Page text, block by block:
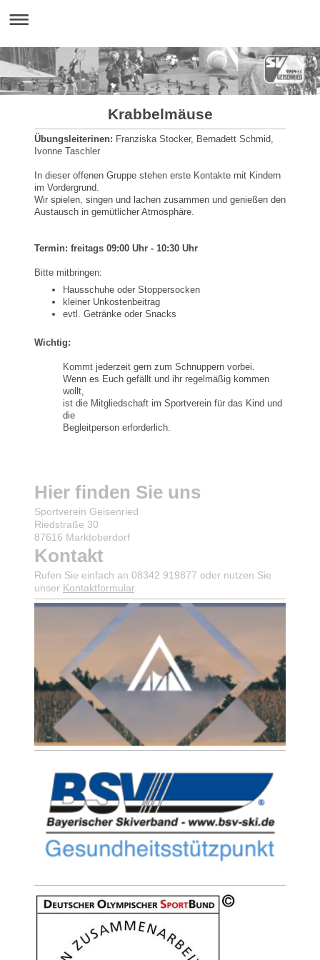
Krabbelmäuse
Übungsleiterinen: Franziska Stocker, Bernadett Schmid,
Ivonne Taschler
In dieser offenen Gruppe stehen erste Kontakte mit Kindern
im Vordergrund.
Wir spielen, singen und lachen zusammen und genießen den
Austausch in gemütlicher Atmosphäre.
Termin: freitags 09:00 Uhr - 10:30 Uhr
Bitte mitbringen:
Hausschuhe oder Stoppersocken
kleiner Unkostenbeitrag
evtl. Getränke oder Snacks
Wichtig:
Kommt jederzeit gern zum Schnuppern vorbei.
Wenn es Euch gefällt und ihr regelmäßig kommen
wollt,
ist die Mitgliedschaft im Sportverein für das Kind und
die
Begleitperson erforderlich.
Hier finden Sie uns
Sportverein Geisenried
Riedstraße 30
87616 Marktoberdorf
Kontakt
Rufen Sie einfach an 08342 919877 oder nutzen Sie
unser Kontaktformular.